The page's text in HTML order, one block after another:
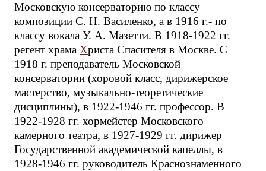
Московскую консерваторию по классу
композиции С. Н. Василенко, а в 1916 г.- по
классу вокала У. А. Мазетти. В 1918-1922 гг.
регент храма Христа Спасителя в Москве. С
1918 г. преподаватель Московской
консерватории (хоровой класс, дирижерское
мастерство, музыкально-теоретические
дисциплины), в 1922-1946 гг. профессор. В
1922-1928 гг. хормейстер Московского
камерного театра, в 1927-1929 гг. дирижер
Государственной академической капеллы, в
1928-1946 гг. руководитель Краснознаменного